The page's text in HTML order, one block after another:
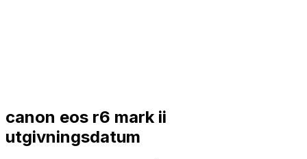
canon eos r6 mark ii
utgivningsdatum